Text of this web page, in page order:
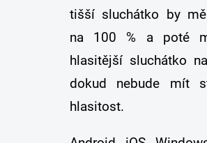
tišší sluchátko by
na 100 % a poté
hlasitější sluchátko
dokud nebude mít
hlasitost.